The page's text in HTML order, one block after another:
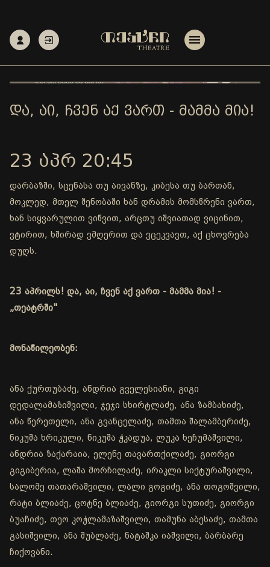
ᲓᲐ, ᲐᲘ, ᲩᲕᲔᲜ ᲐᲥ ᲕᲐᲠᲗ - ᲛᲐᲛᲛᲐ ᲛᲘᲐ!
23 ᲐᲞᲠ 20:45
დარბაზში, სცენასა თუ აივანზე, კიბესა თუ ბართან,
მოკლედ, მთელ შენობაში ხან დრამის მომსწრენი ვართ,
ხან სიყვარულით ვიწვით, არცთუ იშვიათად ვიცინით,
ვტირით, ხშირად ვმღერით და ვცეკვავთ, აქ ცხოვრება
დუღს.
23 აპრილს! და, აი, ჩვენ აქ ვართ - მამმა მია! -
„თეატრში"
მონაწილეობენ:
ანა ქურთუბაძე, ანდრია გველესიანი, გიგი
დედალამაზიშვილი, ჯეჯი სხირტლაძე, ანა ზამბახიძე,
ანა წერეთელი, ანა გვანცელაძე, თამთა შალამბერიძე,
ნიკუშა ხრიკული, ნიკუშა ჭკადუა, ლუკა ხეჩუმაშვილი,
ანდრია ზაქარაია, ელენე თავართქილაძე, გიორგი
გიგიბერია, ლაშა მორჩილაძე, ირაკლი სიქტურაშვილი,
სალომე თათარაშვილი, ლალი გოგიძე, ანა თოგოშვილი,
რატი ბლიაძე, ცოტნე ბლიაძე, გიორგი სუთიძე, გიორგი
ბუაჩიძე, თეო კოჭლამაზაშვილი, თამუნა აბესაძე, თამთა
გასიშვილი, ანა შუბლაძე, ნატაშკა იაშვილი, ბარბარე
ჩიქოვანი.